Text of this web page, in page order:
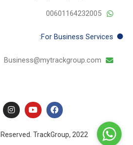
00601164232005
For Business​ Services:
Business@mytrackgroup.com
a
c
e
o
o
u
t
b
n
s
t
g
TrackGroup, 2022